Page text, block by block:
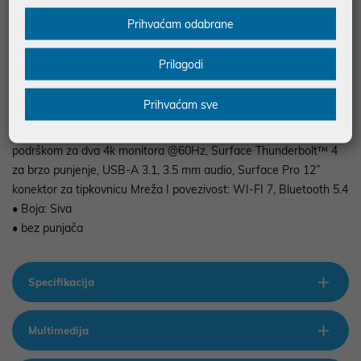
• Audio: 2W stereo zvučnici sa Dolby® Atmos
• Portovi i punjenje: 2 X USB-C® / USB 3.2 portovi sa podrškom
podrškom za dva 4k monitora @60Hz, Surface Thunderbolt™ 4
za brzo punjenje, USB-A 3.1, 3.5 mm audio, Surface Pro 12”
konektor za tipkovnicu Mreža I povezivost: WI-FI 7, Bluetooth 5.4
• Boja: Siva
• bez punjača
Specifikacija
Multimedija
Prihvaćam odabrane
Prilagodi
Prihvaćam sve